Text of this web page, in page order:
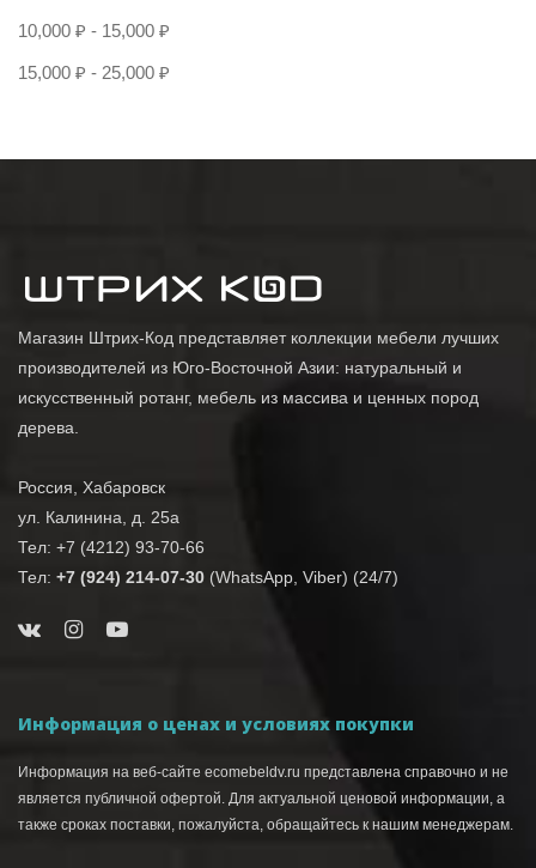
10,000 ₽ - 15,000 ₽
15,000 ₽ - 25,000 ₽
Магазин Штрих-Код представляет коллекции мебели лучших
производителей из Юго-Восточной Азии: натуральный и
искусственный ротанг, мебель из массива и ценных пород
дерева.
Россия, Хабаровск
ул. Калинина, д. 25а
Тел: +7 (4212) 93-70-66
Тел: +7 (924) 214-07-30 (WhatsApp, Viber) (24/7)
Информация о ценах и условиях покупки
Информация на веб-сайте ecomebeldv.ru представлена справочно и не
является публичной офертой. Для актуальной ценовой информации, а
также сроках поставки, пожалуйста, обращайтесь к нашим менеджерам.